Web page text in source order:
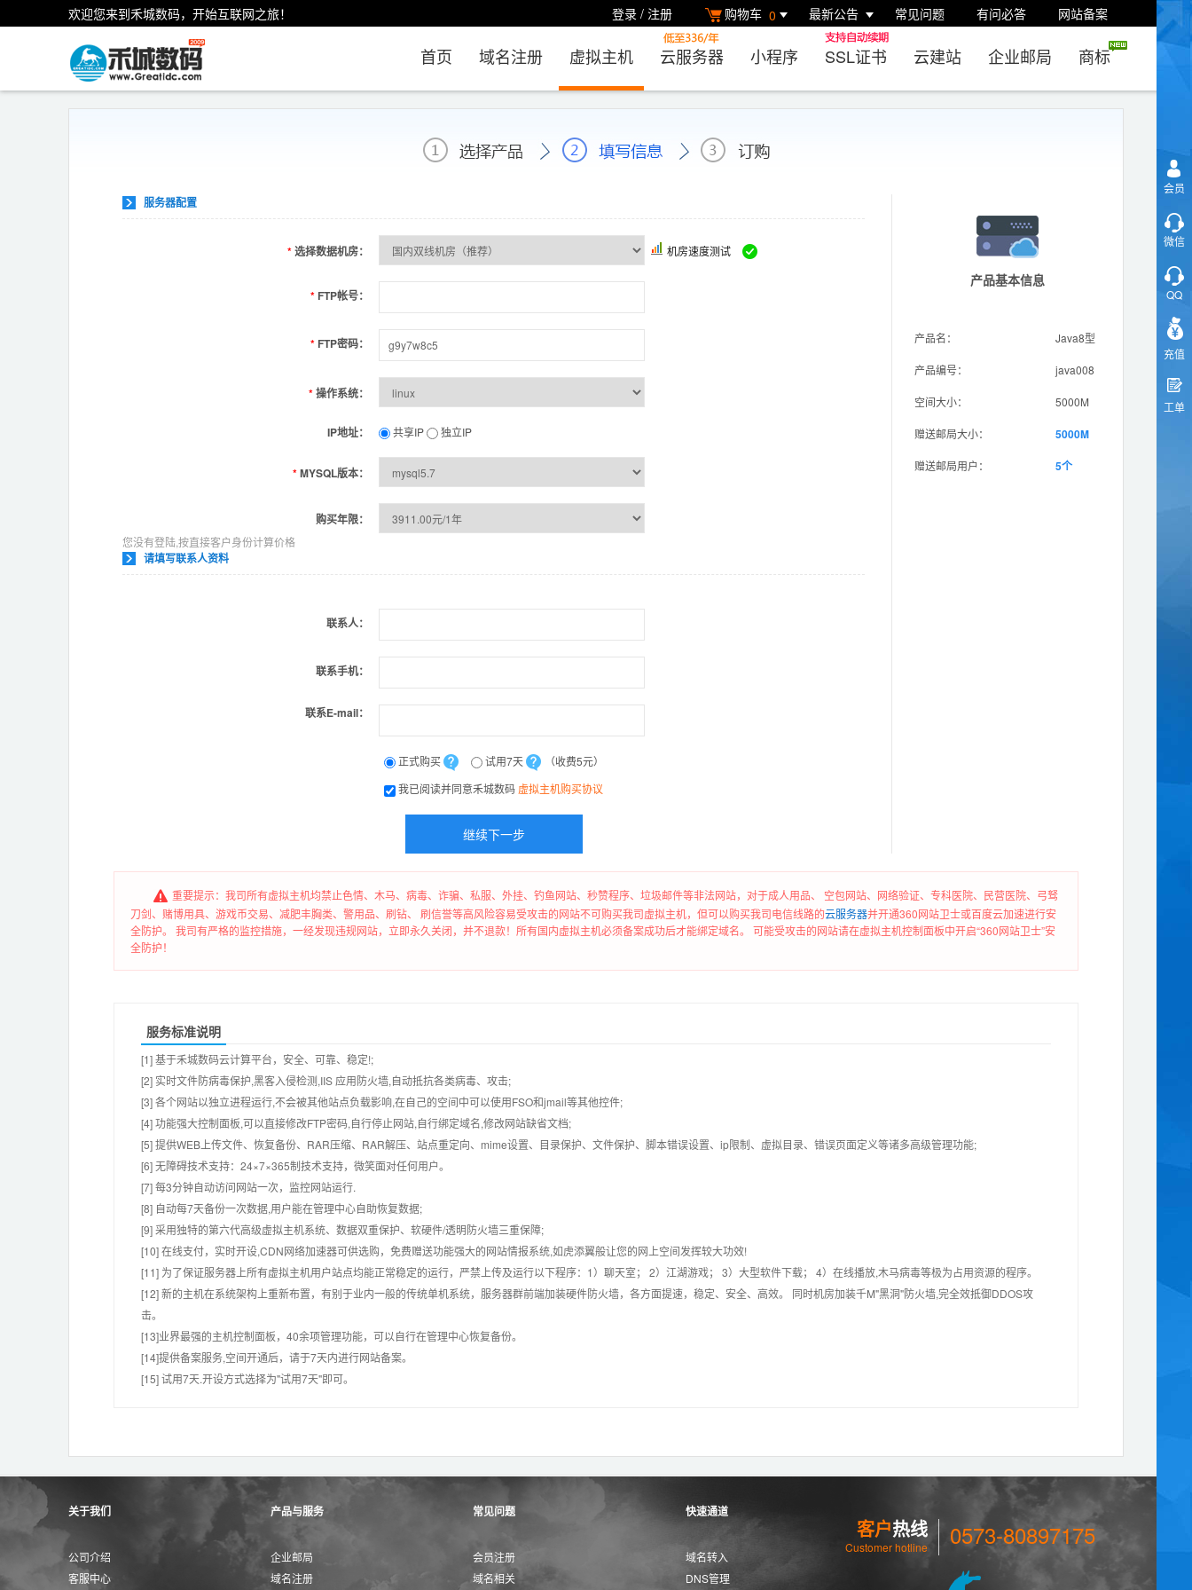
登录 / 注册 购物车 0 最新公告 常见问题 有问必答 网站备案
欢迎您来到禾城数码，开始互联网之旅！
首页 域名注册 虚拟主机 云服务器 小程序 SSL证书 云建站 企业邮局 商标
产品基本信息
产品名： Java8型
产品编号： java008
空间大小： 5000M
赠送邮局大小： 5000M
赠送邮局用户： 5个
服务器配置
*选择数据机房： 机房速度测试
* FTP帐号：
* FTP密码：
*操作系统：
IP地址： 共享IP 独立IP
*MYSQL版本：
购买年限：
您没有登陆,按直接客户身份计算价格
请填写联系人资料
联系人：
联系手机：
联系E-mail：
正式购买 试用7天
（收费5元）
我已阅读并同意禾城数码 虚拟主机购买协议
重要提示：我司所有虚拟主机均禁止色情、木马、病毒、诈骗、私服、外挂、钓鱼网站、秒赞程序、垃圾邮件等非法网站，对于成人用品、 空包网站、网络验证、专科医院、民营医院、弓驽
刀剑、赌博用具、游戏币交易、减肥丰胸类、警用品、刷钻、 刷信誉等高风险容易受攻击的网站不可购买我司虚拟主机，但可以购买我司电信线路的云服务器并开通360网站卫士或百度云加速进行安
全防护。 我司有严格的监控措施，一经发现违规网站，立即永久关闭，并不退款！所有国内虚拟主机必须备案成功后才能绑定域名。 可能受攻击的网站请在虚拟主机控制面板中开启“360网站卫士”安
全防护！
服务标准说明
[1] 基于禾城数码云计算平台，安全、可靠、稳定!;
[2] 实时文件防病毒保护,黑客入侵检测,IIS 应用防火墙,自动抵抗各类病毒、攻击;
[3] 各个网站以独立进程运行,不会被其他站点负载影响,在自己的空间中可以使用FSO和jmail等其他控件;
[4] 功能强大控制面板,可以直接修改FTP密码,自行停止网站,自行绑定域名,修改网站缺省文档;
[5] 提供WEB上传文件、恢复备份、RAR压缩、RAR解压、站点重定向、mime设置、目录保护、文件保护、脚本错误设置、ip限制、虚拟目录、错误页面定义等诸多高级管理功能;
[6] 无障碍技术支持：24×7×365制技术支持，微笑面对任何用户。
[7] 每3分钟自动访问网站一次，监控网站运行.
[8] 自动每7天备份一次数据,用户能在管理中心自助恢复数据;
[9] 采用独特的第六代高级虚拟主机系统、数据双重保护、软硬件/透明防火墙三重保障;
[10] 在线支付，实时开设,CDN网络加速器可供选购，免费赠送功能强大的网站情报系统,如虎添翼般让您的网上空间发挥较大功效!
[11] 为了保证服务器上所有虚拟主机用户站点均能正常稳定的运行，严禁上传及运行以下程序：1）聊天室； 2）江湖游戏； 3）大型软件下载； 4）在线播放,木马病毒等极为占用资源的程序。
[12] 新的主机在系统架构上重新布置，有别于业内一般的传统单机系统，服务器群前端加装硬件防火墙，各方面提速，稳定、安全、高效。 同时机房加装千M"黑洞"防火墙,完全效抵御DDOS攻
击。
[13]业界最强的主机控制面板，40余项管理功能，可以自行在管理中心恢复备份。
[14]提供备案服务,空间开通后，请于7天内进行网站备案。
[15] 试用7天.开设方式选择为"试用7天"即可。
关于我们
公司介绍
客服中心
产品与服务
企业邮局
域名注册
常见问题
会员注册
域名相关
快速通道
域名转入
DNS管理
客户热线
Customer hotline 0573-80897175
会员
微信
QQ
充值
工单